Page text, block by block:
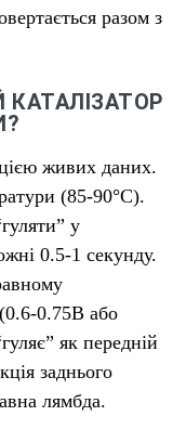
разом з
КАТАЛІЗАТОР
живих даних.
(85-90°C).
у
0.5-1 секунду.
0.75В або
як передній
заднього
лямбда.